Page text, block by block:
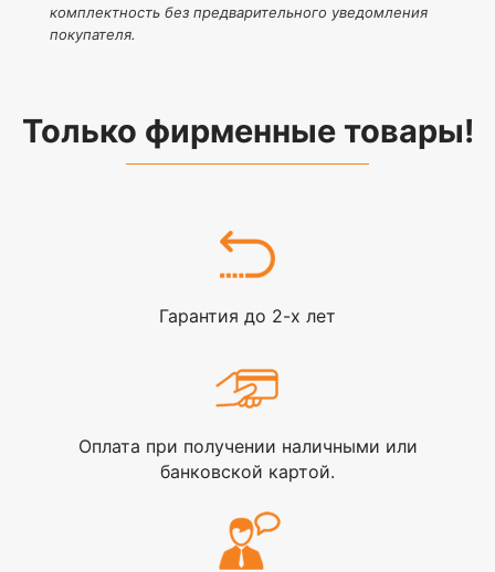
комплектность без предварительного уведомления
покупателя.
Только фирменные товары!
Гарантия до 2-х лет
Оплата при получении наличными или
банковской картой.